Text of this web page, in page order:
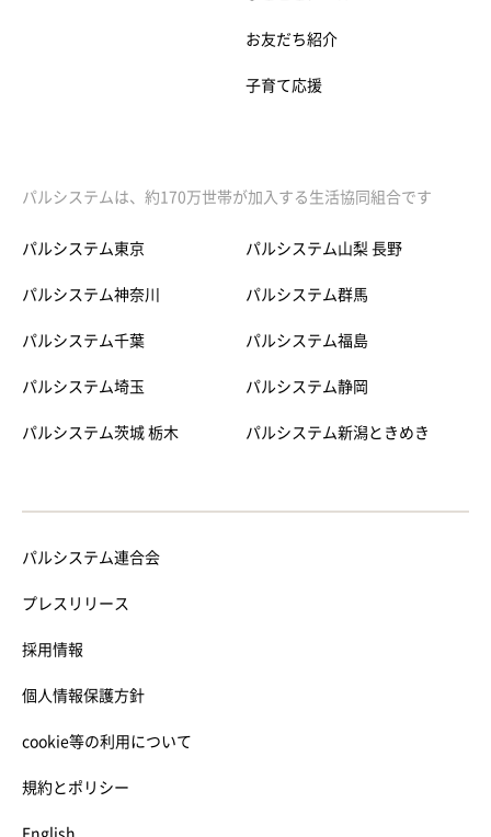
お友だち紹介
子育て応援
パルシステムは、約170万世帯が加入する生活協同組合です
パルシステム東京
パルシステム神奈川
パルシステム千葉
パルシステム埼玉
パルシステム茨城 栃木
パルシステム山梨 長野
パルシステム群馬
パルシステム福島
パルシステム静岡
パルシステム新潟ときめき
パルシステム連合会
プレスリリース
採用情報
個人情報保護方針
cookie等の利用について
規約とポリシー
English